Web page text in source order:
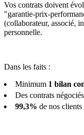
Vos contrats doivent
"garantie-prix-
(collaborateur, associé,
personnelle.
Dans les faits :
Minimum 1 bilan
Des contrats
99,3% de nos